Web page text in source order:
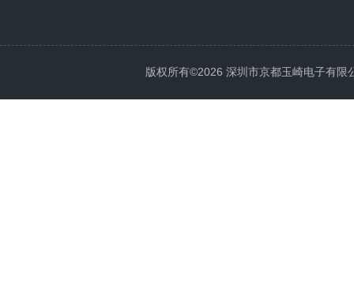
版权所有©2026 深圳市京都玉崎电子有